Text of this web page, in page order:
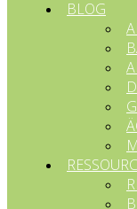
BLOG